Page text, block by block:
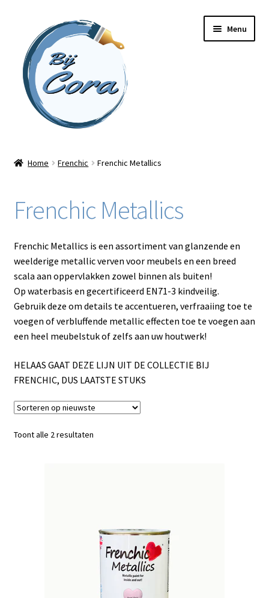
naar
navigatie
inhoud
Menu
Online cursussen
Shop
Blog / DIY / Tutorials
Over mij
Contact
Home Frenchic Frenchic Metallics
Frenchic Metallics
Frenchic Metallics is een assortiment van glanzende en
weelderige metallic verven voor meubels en een breed
scala aan oppervlakken zowel binnen als buiten!
Op waterbasis en gecertificeerd EN71-3 kindveilig.
Gebruik deze om details te accentueren, verfraaiing toe te
voegen of verbluffende metallic effecten toe te voegen aan
een heel meubelstuk of zelfs aan uw houtwerk!
HELAAS GAAT DEZE LIJN UIT DE COLLECTIE BIJ
FRENCHIC, DUS LAATSTE STUKS
Toont alle 2 resultatenGesorteerd